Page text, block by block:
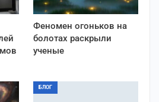
Феномен огоньков на
болотах раскрыли
ученые
БЛОГ